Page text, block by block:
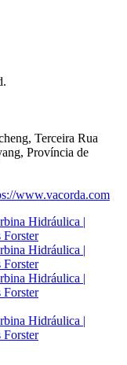
Terceira Rua
Província de
www.vacorda.com